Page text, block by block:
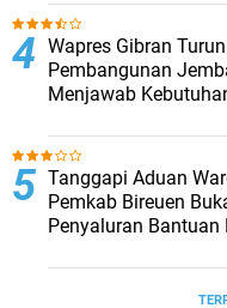
Wapres Gibran
Pembangunan
Menjawab
Tanggapi Aduan
Pemkab Bireuen
Penyaluran Bantuan